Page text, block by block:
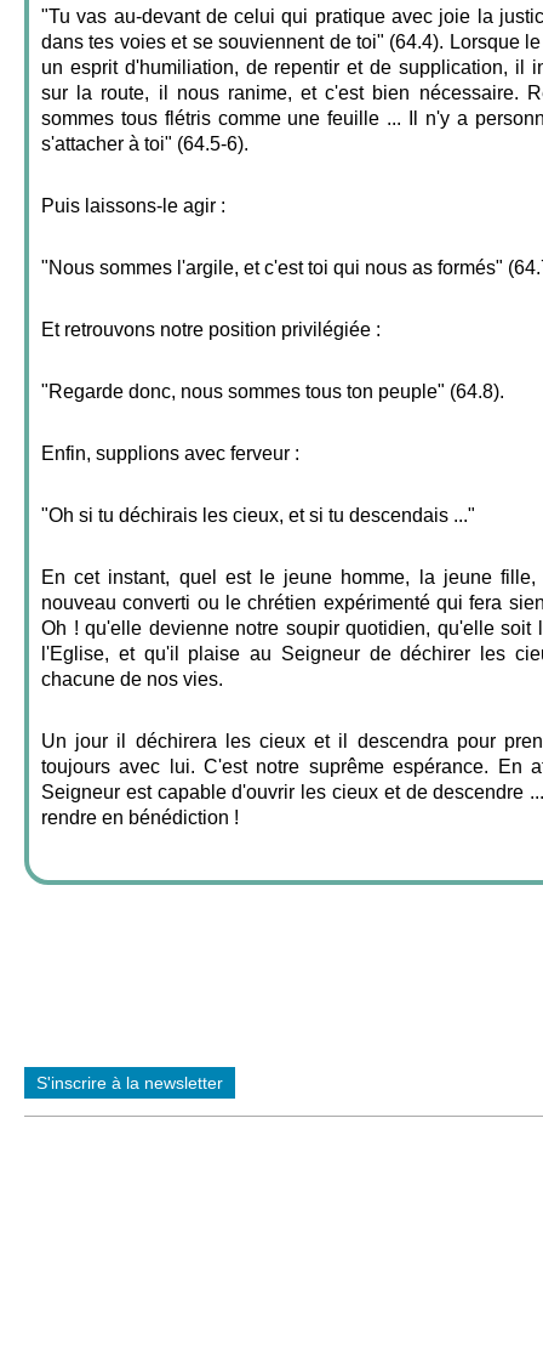
"Tu vas au-devant de celui qui pratique avec joie la
dans tes voies et se souviennent de toi" (64.4). Lorsque
un esprit d'humiliation, de repentir et de supplication, il
sur la route, il nous ranime, et c'est bien nécessaire.
sommes tous flétris comme une feuille ... Il n'y a
s'attacher à toi" (64.5-6).
Puis laissons-le agir :
"Nous sommes l'argile, et c'est toi qui nous as formés"
Et retrouvons notre position privilégiée :
"Regarde donc, nous sommes tous ton peuple" (64.8).
Enfin, supplions avec ferveur :
"Oh si tu déchirais les cieux, et si tu descendais ..."
En cet instant, quel est le jeune homme, la jeune
nouveau converti ou le chrétien expérimenté qui fera
Oh ! qu'elle devienne notre soupir quotidien, qu'elle soit
l'Eglise, et qu'il plaise au Seigneur de déchirer les
chacune de nos vies.
Un jour il déchirera les cieux et il descendra pour
toujours avec lui. C'est notre suprême espérance. En
Seigneur est capable d'ouvrir les cieux et de descendre
rendre en bénédiction !
S'inscrire à la newsletter